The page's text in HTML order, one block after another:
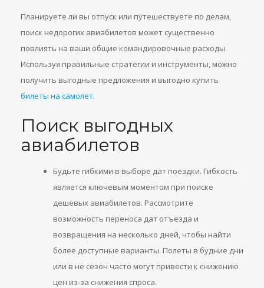
Планируете ли вы отпуск или путешествуете по делам,
поиск недорогих авиабилетов может существенно
повлиять на ваши общие командировочные расходы.
Используя правильные стратегии и инструменты, можно
получить выгодные предложения и выгодно купить
билеты на самолет.
Поиск выгодных
авиабилетов
Будьте гибкими в выборе дат поездки. Гибкость
является ключевым моментом при поиске
дешевых авиабилетов. Рассмотрите
возможность переноса дат отъезда и
возвращения на несколько дней, чтобы найти
более доступные варианты. Полеты в будние дни
или в не сезон часто могут привести к снижению
цен из-за снижения спроса.